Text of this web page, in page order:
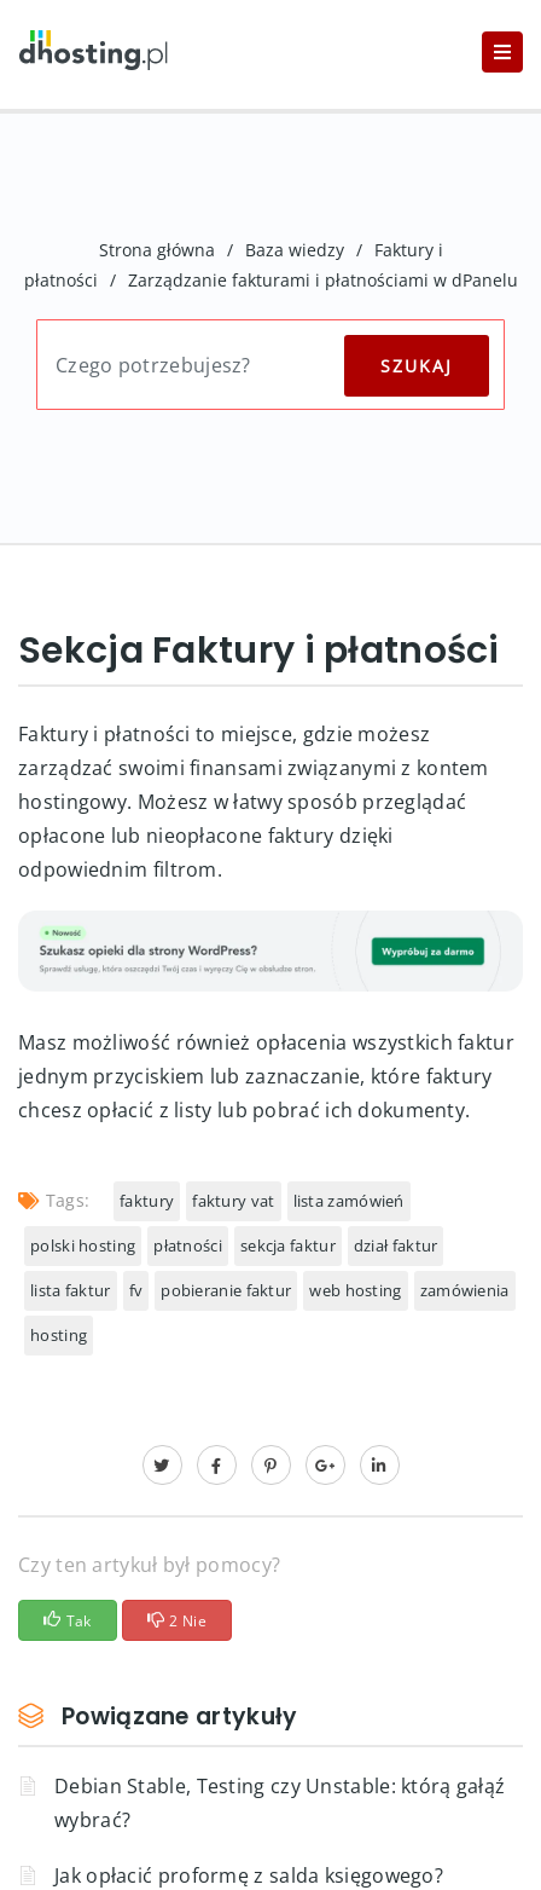
Strona główna / Baza wiedzy /
Faktury i
płatności / Zarządzanie fakturami i płatnościami w dPanelu
Sekcja Faktury i płatności
Faktury i płatności to miejsce, gdzie możesz
zarządzać swoimi finansami związanymi z kontem
hostingowy. Możesz w łatwy sposób przeglądać
opłacone lub nieopłacone faktury dzięki
odpowiednim filtrom.
Masz możliwość również opłacenia wszystkich faktur
jednym przyciskiem lub zaznaczanie, które faktury
chcesz opłacić z listy lub pobrać ich dokumenty.
Tags: faktury faktury vat lista zamówień
polski hosting płatności sekcja faktur dział faktur
lista faktur fv pobieranie faktur web hosting zamówienia
hosting
Czy ten artykuł był pomocy?
Tak 2 Nie
Powiązane artykuły
Debian Stable, Testing czy Unstable: którą gałąź
wybrać?
Jak opłacić proformę z salda księgowego?